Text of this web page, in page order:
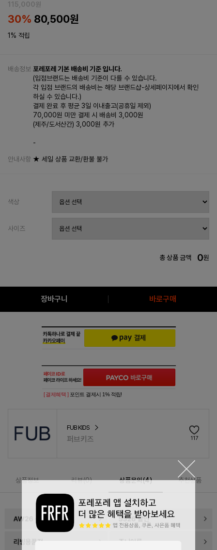
115,000원
30% 80,500원
1% 적립
배송정보 포레포레 기본 배송비 기준 입니다.
(입점브랜드는 배송비 기준이 다를 수 있습니다.
각 입점 브랜드의 배송비는 해당 브랜드샵-상세페이지에서 확인
하실 수 있습니다.)
결제 완료 후 평균 3일 이내출고(공휴일 제외)
70,000원 미만 결제 시 배송비 3,000원
(제주/도서산간) 3,000원 추가
-
안내사항 ★ 세일 상품 교환/환불 불가
색상
사이즈
총 상품 금액 0원
장바구니 바로구매
[ 결제혜택 ] 포인트 결제시 1% 적립!
FUB KIDS
퍼브키즈 117
상품정보 리뷰(0) 상품문의(4) 추천상품